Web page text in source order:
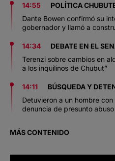
14:55
POLÍTICA
Dante Bowen confirmó su
gobernador y llamó a
14:34
DEBATE EN EL
Terenzi sobre cambios en
a los inquilinos de Chubut”
14:11
BÚSQUEDA Y
Detuvieron a un hombre
denuncia de presunto abuso
MÁS CONTENIDO